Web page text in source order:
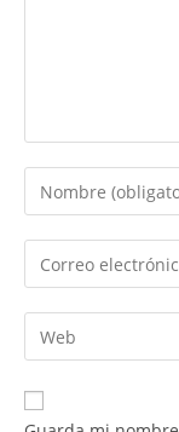
Introduce
tu
nombre
de
usuario
para
comentar
Introduce
tu
dirección
de
electrónico
Introduce
la
URL
de